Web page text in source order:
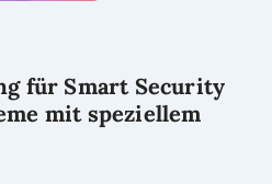
für Smart Security
mit speziellem